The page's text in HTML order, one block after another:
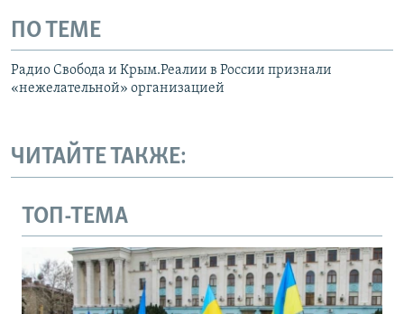
ПО ТЕМЕ
Радио Свобода и Крым.Реалии в России признали
«нежелательной» организацией
ЧИТАЙТЕ ТАКЖЕ:
ТОП-ТЕМА